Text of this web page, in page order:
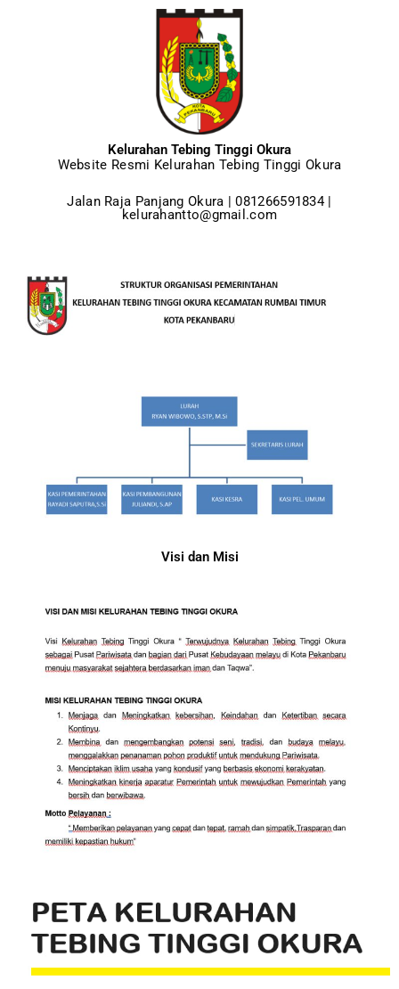
Kelurahan Tebing Tinggi Okura
Website Resmi Kelurahan Tebing Tinggi Okura
Jalan Raja Panjang Okura | 081266591834 |
kelurahantto@gmail.com
Visi dan Misi